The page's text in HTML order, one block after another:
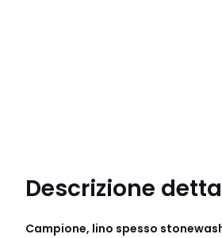
Descrizione
Campione, lino spesso